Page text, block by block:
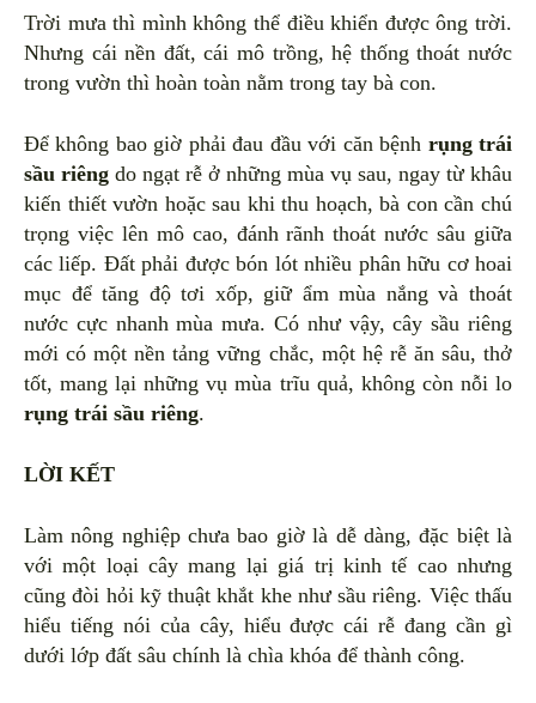
Trời mưa thì mình không thể điều khiển được ông trời.
Nhưng cái nền đất, cái mô trồng, hệ thống thoát nước
trong vườn thì hoàn toàn nằm trong tay bà con.
Để không bao giờ phải đau đầu với căn bệnh rụng trái
sầu riêng do ngạt rễ ở những mùa vụ sau, ngay từ khâu
kiến thiết vườn hoặc sau khi thu hoạch, bà con cần chú
trọng việc lên mô cao, đánh rãnh thoát nước sâu giữa
các liếp. Đất phải được bón lót nhiều phân hữu cơ hoai
mục để tăng độ tơi xốp, giữ ẩm mùa nắng và thoát
nước cực nhanh mùa mưa. Có như vậy, cây sầu riêng
mới có một nền tảng vững chắc, một hệ rễ ăn sâu, thở
tốt, mang lại những vụ mùa trĩu quả, không còn nỗi lo
rụng trái sầu riêng.
LỜI KẾT
Làm nông nghiệp chưa bao giờ là dễ dàng, đặc biệt là
với một loại cây mang lại giá trị kinh tế cao nhưng
cũng đòi hỏi kỹ thuật khắt khe như sầu riêng. Việc thấu
hiểu tiếng nói của cây, hiểu được cái rễ đang cần gì
dưới lớp đất sâu chính là chìa khóa để thành công.